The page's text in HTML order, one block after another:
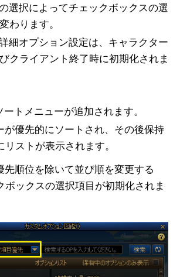
選択によってチェックボックスの選
わります。
細オプション設定は、キャラクター
クライアント終了時に初期化されま
ートメニューが追加されます。
が優先的にソートされ、その後保持
リストが表示されます。
先順位を除いて並び順を変更する
ボックスの選択項目が初期化されま